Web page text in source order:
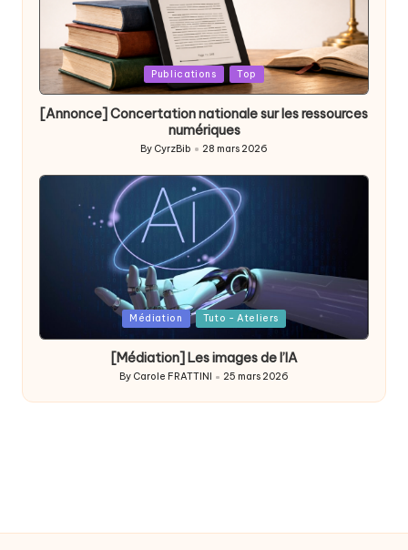
Posted
in
Publications Top
[Annonce] Concertation nationale sur les ressources
numériques
Posted
by
By CyrzBib 28 mars 2026
in
Médiation Tuto - Ateliers
[Médiation] Les images de l’IA
Posted
by
By Carole FRATTINI 25 mars 2026